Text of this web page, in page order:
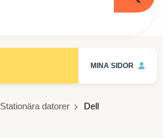
MINA SIDOR
Stationära datorer Dell